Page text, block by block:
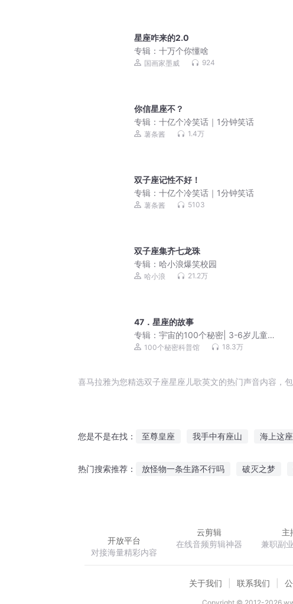
星座咋来的2.0
专辑： 十万个你懂啥
国画家墨威 924
你信星座不？
专辑： 十亿个冷笑话｜1分钟笑话
薯条酱 1.4万
双子座记性不好！
专辑： 十亿个冷笑话｜1分钟笑话
薯条酱 5103
双子座集齐七龙珠
专辑： 哈小浪爆笑校园
哈小浪 21.2万
47．星座的故事
专辑： 宇宙的100个秘密| 3-6岁儿童科
普知识
100个秘密科普馆 18.3万
喜马拉雅为您精选双子座星座儿歌英文的热门声音内容，
您是不是在找： 至尊皇座 我手中有座山 海上这
热门搜索推荐： 放怪物一条生路不行吗 破灭之梦
开放平台
对接海量精彩内容
云剪辑
在线音频剪辑神器
主
兼职副
关于我们 联系我们